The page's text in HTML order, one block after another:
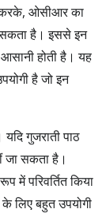
करके, ओसीआर का
सकता है। इससे इन
होती है। यह
है जो इन
गुजराती पाठ
जा सकता है।
में परिवर्तित किया
लिए बहुत उपयोगी